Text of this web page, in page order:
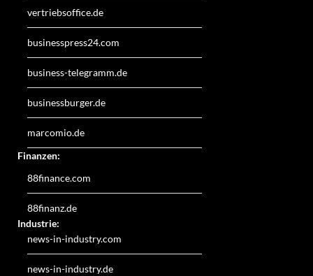
vertriebsoffice.de
businesspress24.com
business-telegramm.de
businessburger.de
marcomio.de
Finanzen:
88finance.com
88finanz.de
Industrie:
news-in-industry.com
news-in-industry.de